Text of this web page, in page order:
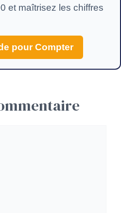
et maîtrisez les chiffres
pour Compter